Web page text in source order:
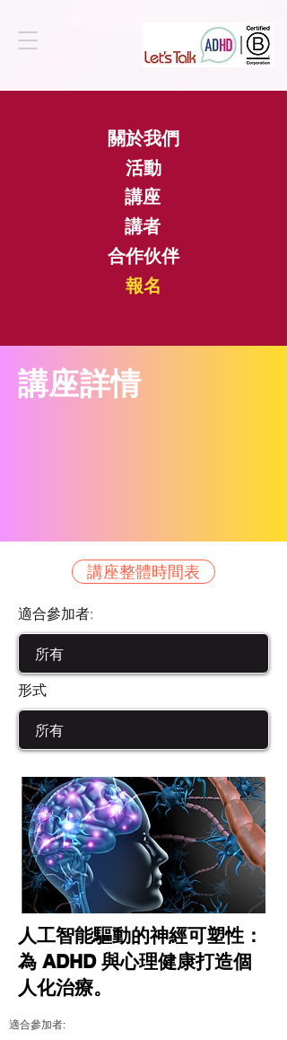
關於我們
活動
講座
講者
合作伙伴
​報名
​講座詳情
講座整體時間表
適合參加者:
形式
人工智能驅動的神經可塑性：
為 ADHD 與心理健康打造個
人化治療。
適合參加者: